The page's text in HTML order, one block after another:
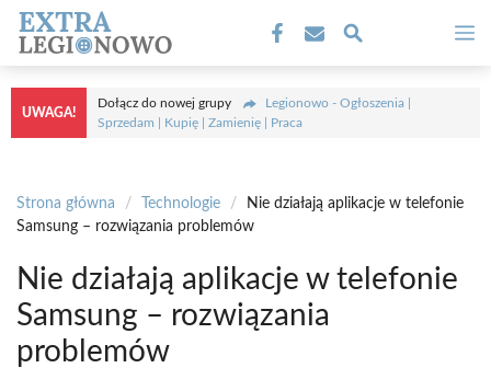
Przejdź
treści
UWAGA!
Dołącz do nowej grupy
Legionowo - Ogłoszenia |
Sprzedam | Kupię | Zamienię | Praca
Strona główna / Technologie /
Nie działają aplikacje w telefonie
Samsung – rozwiązania problemów
Nie działają aplikacje w telefonie
Samsung – rozwiązania
problemów